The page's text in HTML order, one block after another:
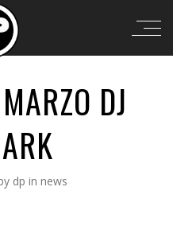
DJ
dp in news